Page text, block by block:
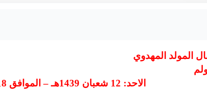
المولد المهدوي
الاحد: 12 شعبان 1439هـ – الموافق 29/4/2018 م